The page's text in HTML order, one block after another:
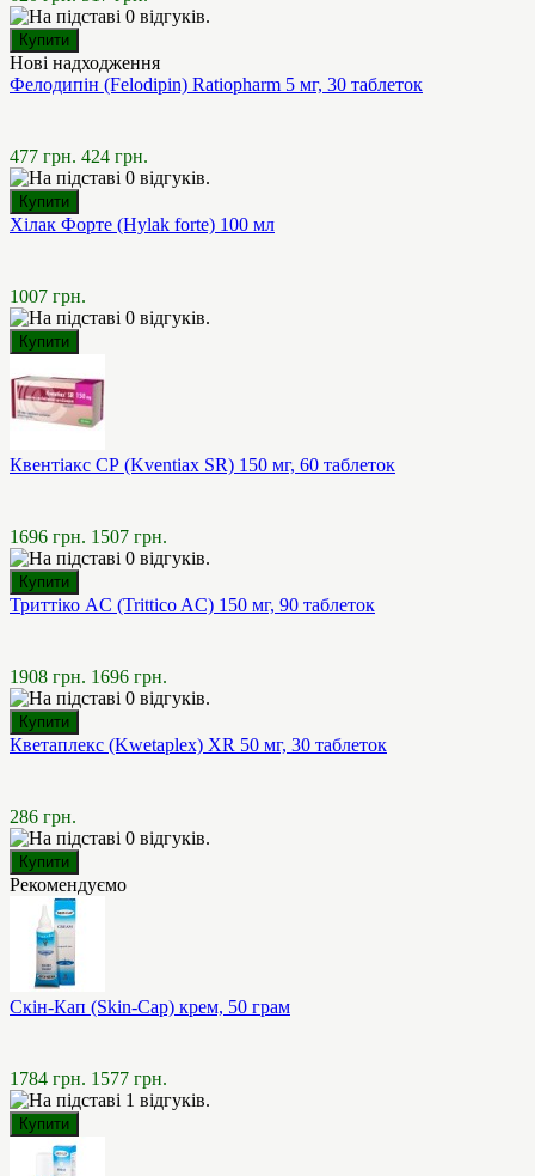
Нові надходження
Фелодипін (Felodipin) Ratiopharm 5 мг, 30 таблеток
477 грн. 424 грн.
Хілак Форте (Hylak forte) 100 мл
1007 грн.
Квентіакс СР (Kventiax SR) 150 мг, 60 таблеток
1696 грн. 1507 грн.
Триттіко AC (Trittico AC) 150 мг, 90 таблеток
1908 грн. 1696 грн.
Кветаплекс (Kwetaplex) XR 50 мг, 30 таблеток
286 грн.
Рекомендуємо
Скін-Кап (Skin-Cap) крем, 50 грам
1784 грн. 1577 грн.